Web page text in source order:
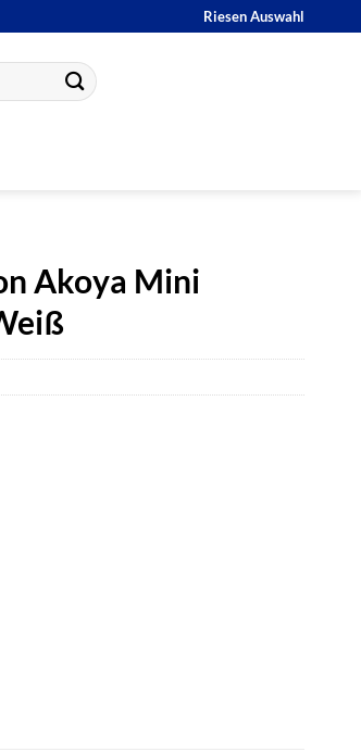
Riesen Auswahl
Akoya Mini